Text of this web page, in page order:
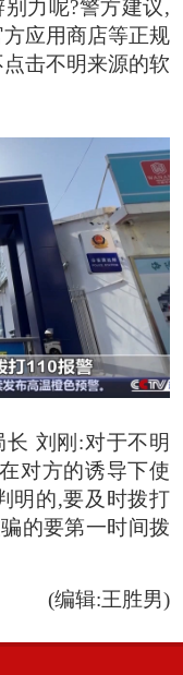
力呢?警方建议,
应用商店等正规
击不明来源的软
长 刘刚:对于不明
对方的诱导下使
明的,要及时拨打
的要第一时间拨
(编辑:王胜男)